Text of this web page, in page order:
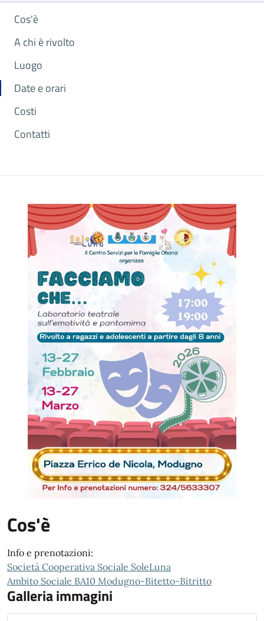
Cos'è
A chi è rivolto
Luogo
Date e orari
Costi
Contatti
Cos'è
Info e prenotazioni:
Società Cooperativa Sociale SoleLuna
Ambito Sociale BA10 Modugno-Bitetto-Bitritto
Galleria immagini